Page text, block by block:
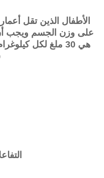
على وزن الجسم ويجب